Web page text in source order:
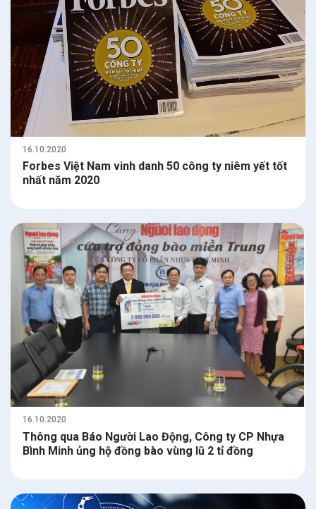
16.10.2020
Forbes Việt Nam vinh danh 50 công ty niêm yết tốt
nhất năm 2020
16.10.2020
Thông qua Báo Người Lao Động, Công ty CP Nhựa
Bình Minh ủng hộ đồng bào vùng lũ 2 tỉ đồng